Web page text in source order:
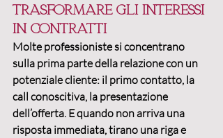
trasformare gli interessi
in contratti
Molte professioniste si concentrano
sulla prima parte della relazione con un
potenziale cliente: il primo contatto, la
call conoscitiva, la presentazione
dell’offerta. E quando non arriva una
risposta immediata, tirano una riga e